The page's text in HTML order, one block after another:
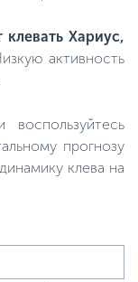
клевать Хариус,
активность
прогнозу
клева на